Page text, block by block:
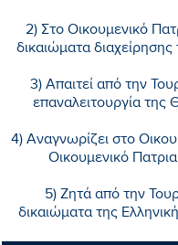
2) Στο Οικουμενικό
δικαιώματα
3) Απαιτεί από την
επαναλειτουργία της
4) Αναγνωρίζει στο
Οικουμενικό
5) Ζητά από την
δικαιώματα της